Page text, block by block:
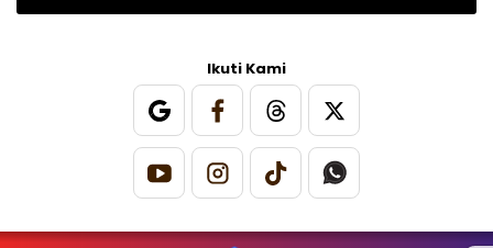
Ikuti Kami